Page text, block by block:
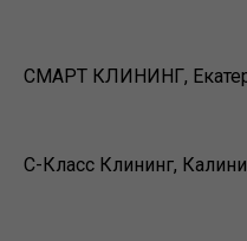
СМАРТ КЛИНИНГ,
С-Класс Клининг,